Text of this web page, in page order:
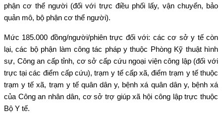
phận cơ thể người (đối với trực điều phối lấy, vận chuyển, bảo
quản mô, bộ phận cơ thể người).
Mức 185.000 đồng/người/phiên trực đối với: các cơ sở y tế còn
lại, các bộ phận làm công tác pháp y thuộc Phòng Kỹ thuật hình
sự, Công an cấp tỉnh, cơ sở cấp cứu ngoại viện công lập (đối với
trực tại các điểm cấp cứu), trạm y tế cấp xã, điểm trạm y tế thuộc
trạm y tế xã, trạm y tế quân dân y, bệnh xá quân dân y, bệnh xá
của Công an nhân dân, cơ sở trợ giúp xã hội công lập trực thuộc
Bộ Y tế.